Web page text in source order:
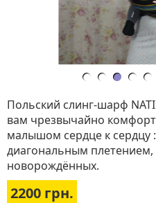
Польский слинг-шарф
вам чрезвычайно
малышом сердце к сердцу
диагональным плетением,
новорождённых.
2200 грн.